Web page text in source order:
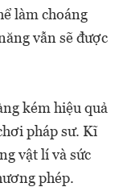
làm choáng
vẫn sẽ được
kém hiệu quả
pháp sư. Kĩ
vật lí và sức
phép.